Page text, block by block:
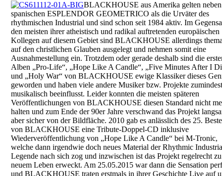
BLACKHOUSE aus Amerika gelten
spanischen ESPLENDOR GEOMETRICO als die Urväter des
rhythmischen Industrial und sind schon seit 1984 aktiv. Im
den meisten ihrer atheistisch und radikal auftretenden europäischen
Kollegen auf diesem Gebiet sind BLACKHOUSE allerdings
auf den christlichen Glauben ausgelegt und nehmen somit eine
Ausnahmestellung ein. Trotzdem oder gerade deshalb sind die
Alben „Pro-Life“, „Hope Like A Candle“, „Five Minutes After I
und „Holy War“ von BLACKHOUSE ewige Klassiker dieses
geworden und haben viele andere Musiker bzw. Projekte zumindest
musikalisch beeinflusst. Leider konnten die meisten späteren
Veröffentlichungen von BLACKHOUSE diesen Standard nicht
halten und zum Ende der 90er Jahre verschwand das Projekt
aber sicher von der Bildfläche. 2010 gab es anlässlich des 25.
von BLACKHOUSE eine Tribute-Doppel-CD inklusive
Wiederveröffentlichung von „Hope Like A Candle“ bei M-Tronic,
welche dann irgendwie doch neues Material der Rhythmic
Legende nach sich zog und inzwischen ist das Projekt regelrecht zu
neuem Leben erweckt. Am 25.05.2015 war dann die Sensation
und BLACKHOUSE traten erstmals in ihrer Geschichte Live auf